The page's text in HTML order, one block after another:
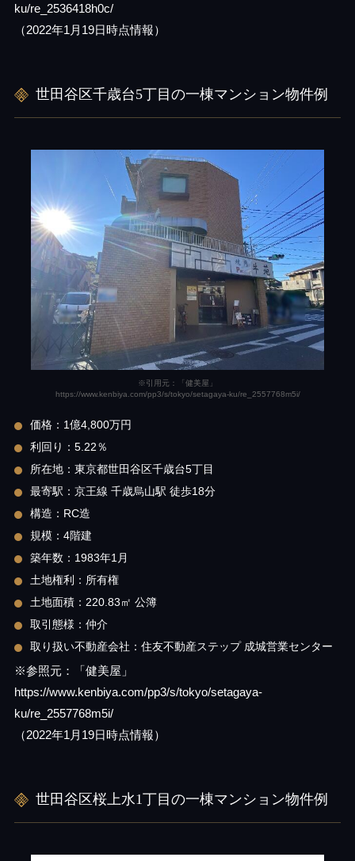
ku/re_2536418h0c/
（2022年1月19日時点情報）
世田谷区千歳台5丁目の一棟マンション物件例
※引用元：「健美屋」
https://www.kenbiya.com/pp3/s/tokyo/setagaya-ku/re_2557768m5i/
価格：1億4,800万円
利回り：5.22％
所在地：東京都世田谷区千歳台5丁目
最寄駅：京王線 千歳烏山駅 徒歩18分
構造：RC造
規模：4階建
築年数：1983年1月
土地権利：所有権
土地面積：220.83㎡ 公簿
取引態様：仲介
取り扱い不動産会社：住友不動産ステップ 成城営業センター
※参照元：「健美屋」
https://www.kenbiya.com/pp3/s/tokyo/setagaya-
ku/re_2557768m5i/
（2022年1月19日時点情報）
世田谷区桜上水1丁目の一棟マンション物件例